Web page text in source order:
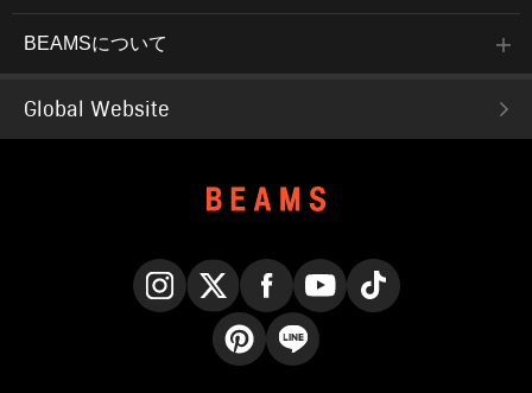
BEAMSについて
Global Website